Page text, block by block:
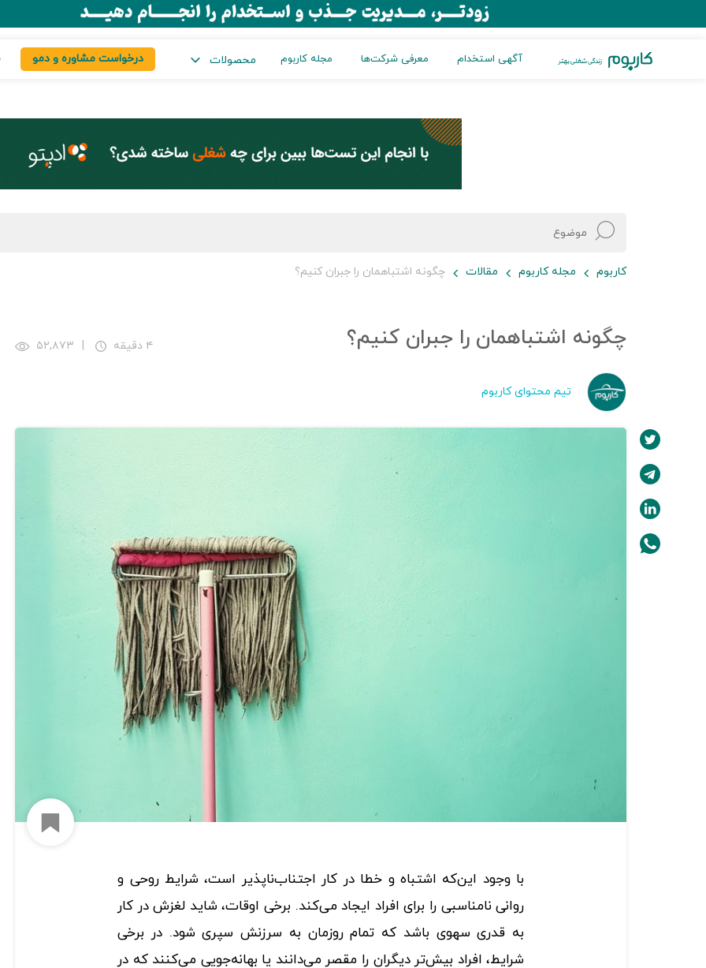
آگهی استخدام معرفی شرکت‌ها مجله کاربوم محصولات درخواست مشاوره و دمو
کاربوم مجله کاربوم مقالات چگونه اشتباهمان را جبران کنیم؟
چگونه اشتباهمان را جبران کنیم؟ ۴ دقیقه | ۵۲,۸۷۳
تیم محتوای کاربوم
با وجود این‌که اشتباه و خطا در کار اجتناب‌ناپذیر است، شرایط روحی و
روانی نامناسبی را برای افراد ایجاد می‌کند. برخی اوقات، شاید لغزش در کار
به قدری سهوی باشد که تمام روزمان به سرزنش سپری شود. در برخی
شرایط، افراد بیش‌تر دیگران را مقصر می‌دانند یا بهانه‌جویی‌ می‌کنند که در